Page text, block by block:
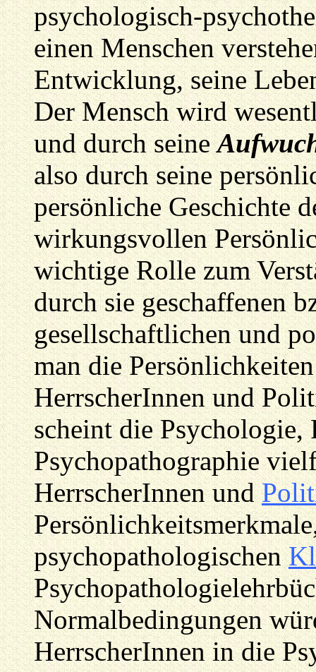
psychologisch-
einen Menschen
Entwicklung, seine
Der Mensch wird
und durch seine
also durch seine
persönliche Geschichte
wirkungsvollen
wichtige Rolle zum
durch sie geschaffenen
gesellschaftlichen und
man die
HerrscherInnen und
scheint die Psychologie,
Psychopathographie
HerrscherInnen und
psychopathologischen
Normalbedingungen
HerrscherInnen in die